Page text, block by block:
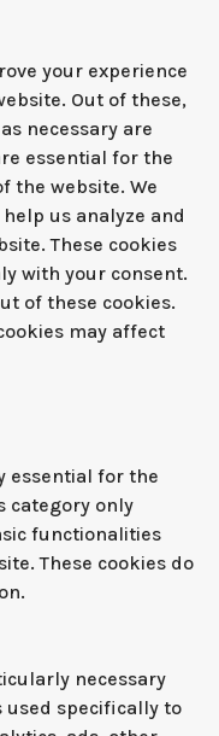
your experience
Out of these,
necessary are
essential for the
the website. We
us analyze and
These cookies
with your consent.
of these cookies.
may affect
essential for the
category only
functionalities
These cookies do
necessary
specifically to